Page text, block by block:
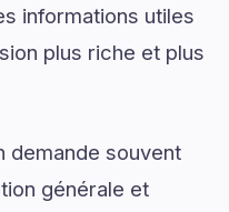
informations utiles
plus riche et plus
demande souvent
générale et